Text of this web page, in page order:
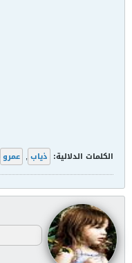
الكلمات الدلالية: ذياب , عمرو